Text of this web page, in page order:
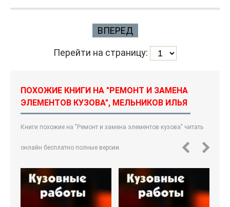
ВПЕРЕД
Перейти на страницу:
ПОХОЖИЕ КНИГИ НА "РЕМОНТ И ЗАМЕНА
ЭЛЕМЕНТОВ КУЗОВА", МЕЛЬНИКОВ ИЛЬЯ
Книги похожие на "Ремонт и замена элементов кузова" читать
онлайн бесплатно полные версии.